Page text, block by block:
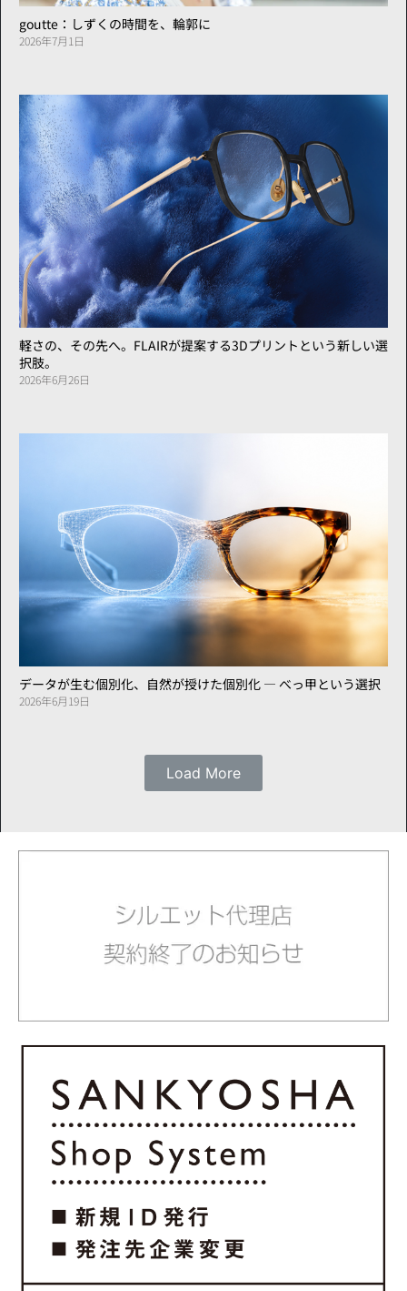
goutte：しずくの時間を、輪郭に
2026年7月1日
軽さの、その先へ。FLAIRが提案する3Dプリントという新しい選
択肢。
2026年6月26日
データが生む個別化、自然が授けた個別化 ― べっ甲という選択
2026年6月19日
Load More